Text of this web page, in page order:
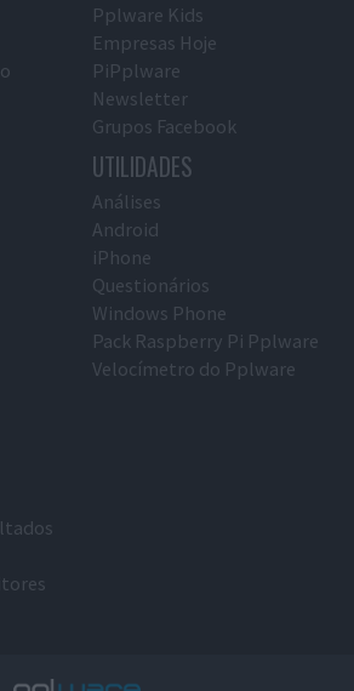
Pplware Kids
Empresas Hoje
PiPplware
Newsletter
Grupos Facebook
UTILIDADES
Análises
Android
iPhone
Questionários
Windows Phone
Pack Raspberry Pi Pplware
Velocímetro do Pplware